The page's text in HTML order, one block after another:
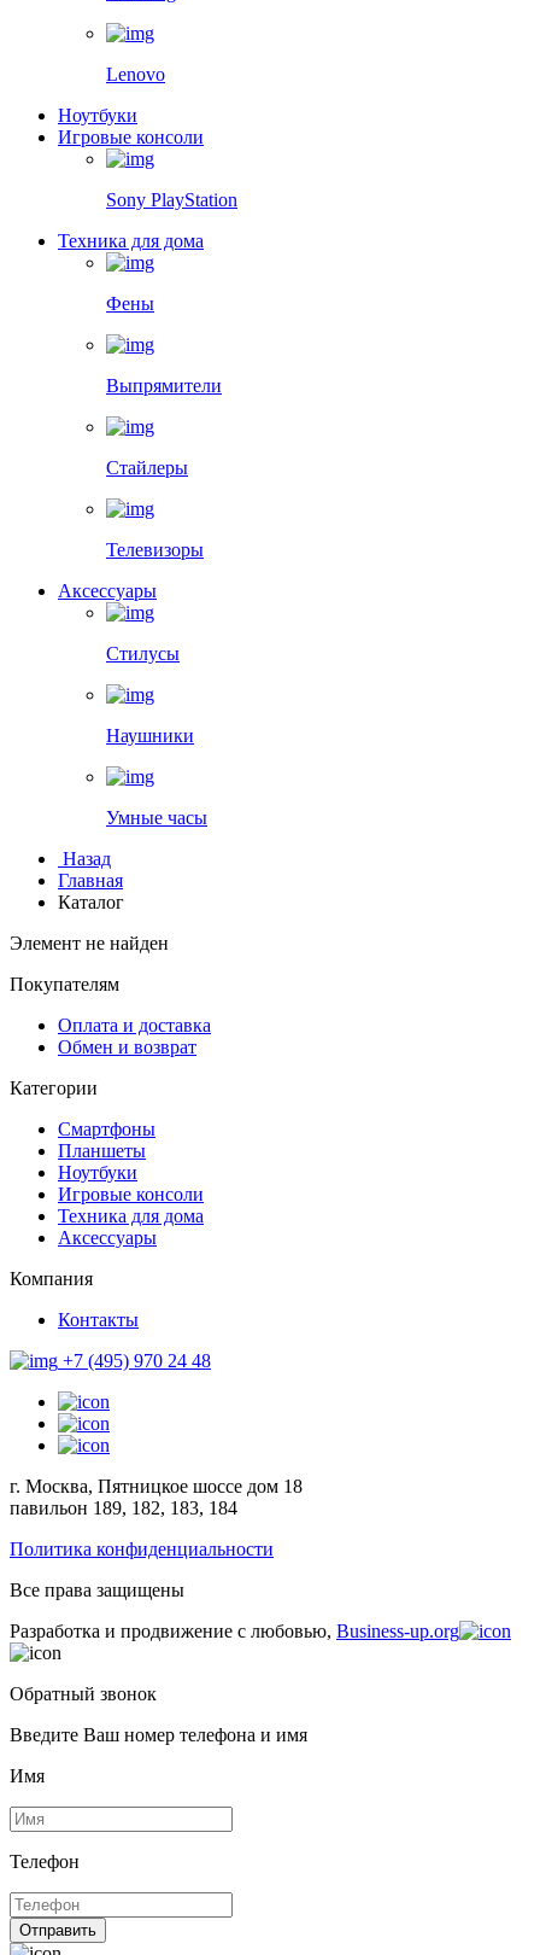
Lenovo
Ноутбуки
Игровые консоли
Sony PlayStation
Техника для дома
Фены
Выпрямители
Стайлеры
Телевизоры
Аксессуары
Стилусы
Наушники
Умные часы
Назад
Главная
Каталог
Элемент не найден
Покупателям
Оплата и доставка
Обмен и возврат
Категории
Смартфоны
Планшеты
Ноутбуки
Игровые консоли
Техника для дома
Аксессуары
Компания
Контакты
+7 (495) 970 24 48
г. Москва, Пятницкое шоссе дом 18
павильон 189, 182, 183, 184
Политика конфиденциальности
Все права защищены
Разработка и продвижение с любовью, Business-up.org
Обратный звонок
Введите Ваш номер телефона и имя
Имя
Телефон
Отправить